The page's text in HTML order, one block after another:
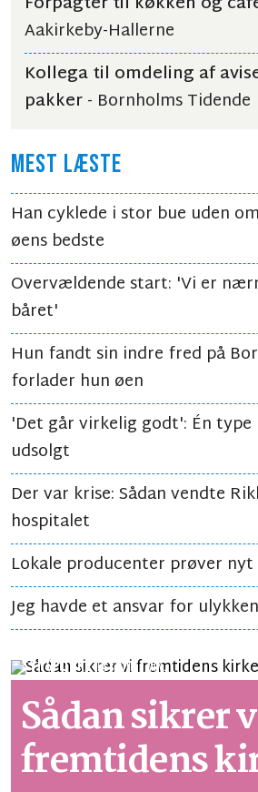
Aakirkeby-Hallerne
Kollega til omdeling af
pakker- Bornholms Tidende
MEST LÆSTE
Han cyklede i stor bue uden
øens bedste
Overvældende start: 'Vi er
båret'
Hun fandt sin indre fred på
forlader hun øen
'Det går virkelig godt': Én
udsolgt
Der var krise: Sådan vendte
hospitalet
Lokale producenter prøver nyt
Jeg havde et ansvar for
SYNSPUNKTLÆSETID 3 MIN.
Sådan sikrer
fremtidens